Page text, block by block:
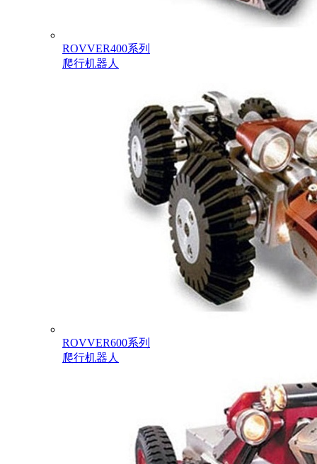
ROVVER400系列
爬行机器人
ROVVER600系列
爬行机器人